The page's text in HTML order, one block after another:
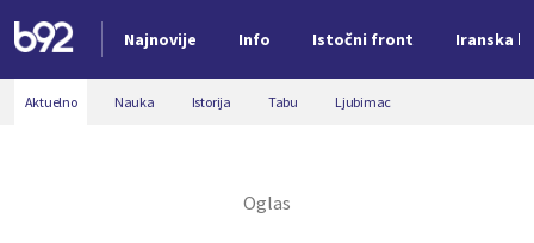
Najnovije Info Istočni front Iranska
Nova vest
Aktuelno Nauka Istorija Tabu Ljubimac